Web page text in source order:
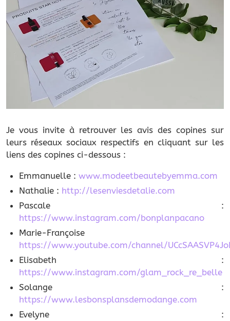
Je vous invite à retrouver les avis des copines sur
leurs réseaux sociaux respectifs en cliquant sur les
liens des copines ci-dessous :
Emmanuelle : www.modeetbeautebyemma.com
Nathalie : http://lesenviesdetalie.com
Pascale :
https://www.instagram.com/bonplanpacano
Marie-Françoise
https://www.youtube.com/channel/
Elisabeth :
https://www.instagram.com/glam_rock_re_belle
Solange :
https://www.lesbonsplansdemodange.com
Evelyne :